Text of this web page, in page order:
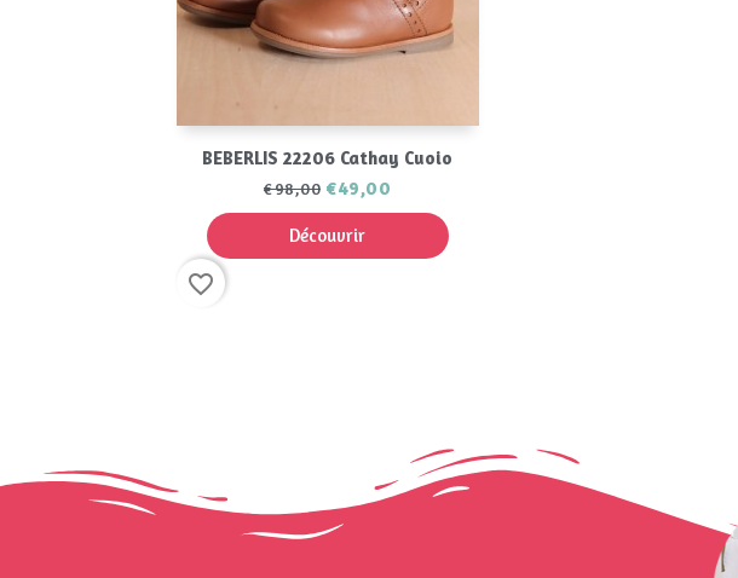
 Aperçu rapide
BEBERLIS 22206 Cathay Cuoio
€98,00 €49,00
Découvrir
favorite_border